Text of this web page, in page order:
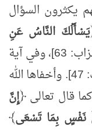
يكثرون السؤال
يَسْأَلُكَ النَّاسُ عَنِ
﴾ [الأحزاب: 63]، وفي آية
﴾ [فصلت: 47]. وأخفاها الله
قال تعالى ﴿إِنَّ
نَفْسٍ بِمَا تَسْعَى﴾